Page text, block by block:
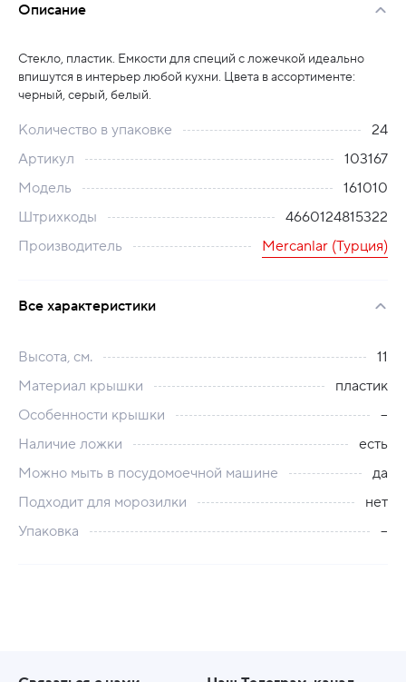
Описание
Стекло, пластик. Емкости для специй с ложечкой идеально
впишутся в интерьер любой кухни. Цвета в ассортименте:
черный, серый, белый.
Количество в упаковке
24
Артикул
103167
Модель
161010
Штрихкоды
4660124815322
Производитель
Mercanlar (Турция)
Все характеристики
Высота, см.
11
Материал крышки
пластик
Особенности крышки
--
Наличие ложки
есть
Можно мыть в посудомоечной машине
да
Подходит для морозилки
нет
Упаковка
--